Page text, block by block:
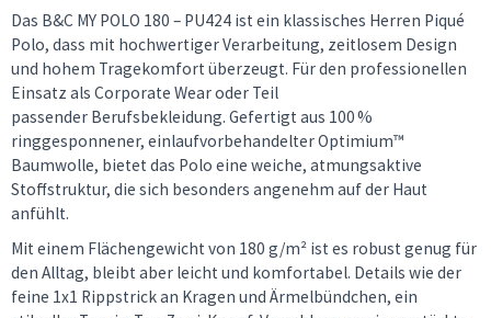
Das B&C MY POLO 180 – PU424 ist ein klassisches Herren Piqué
Polo, dass mit hochwertiger Verarbeitung, zeitlosem Design
und hohem Tragekomfort überzeugt. Für den professionellen
Einsatz als Corporate Wear oder Teil
passender Berufsbekleidung. Gefertigt aus 100 %
ringgesponnener, einlaufvorbehandelter Optimium™
Baumwolle, bietet das Polo eine weiche, atmungsaktive
Stoffstruktur, die sich besonders angenehm auf der Haut
anfühlt.
Mit einem Flächengewicht von 180 g/m² ist es robust genug für
den Alltag, bleibt aber leicht und komfortabel. Details wie der
feine 1x1 Rippstrick an Kragen und Ärmelbündchen, ein